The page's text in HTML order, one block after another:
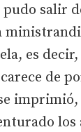
salir
ministrandi
es decir,
de
imprimió,
los